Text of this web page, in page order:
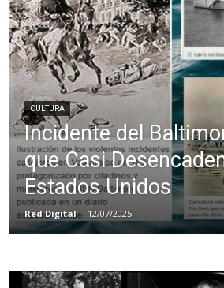
CULTURA
Incidente del
que Casi
Estados Unidos
Red Digital - 12/07/2025